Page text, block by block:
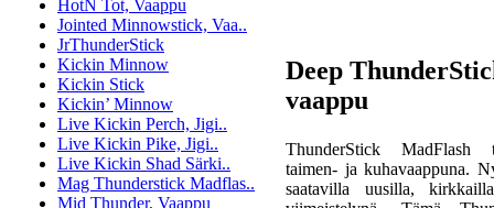
HotN Tot, Vaappu
Jointed Minnowstick, Vaa..
JrThunderStick
Kickin Minnow
Kickin Stick
Kickin’ Minnow
Live Kickin Perch, Jigi..
Live Kickin Pike, Jigi..
Live Kickin Shad Särki..
Mag Thunderstick Madflas..
Mid Thunder, Vaappu
Deep
vaappu
ThunderStick MadFlash
taimen- ja kuhavaappuna.
saatavilla uusilla,